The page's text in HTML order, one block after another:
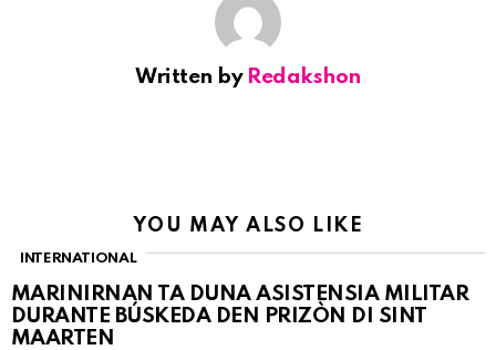
Written by Redakshon
YOU MAY ALSO LIKE
INTERNATIONAL
MARINIRNAN TA DUNA ASISTENSIA MILITAR
DURANTE BÚSKEDA DEN PRIZÒN DI SINT
MAARTEN